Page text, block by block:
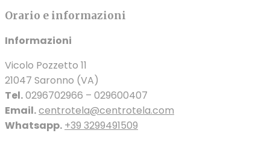
Orario e informazioni
Informazioni
Vicolo Pozzetto 11
21047 Saronno (VA)
Tel.0296702966 – 029600407
Email.centrotela@centrotela.com
Whatsapp. +39 3299491509